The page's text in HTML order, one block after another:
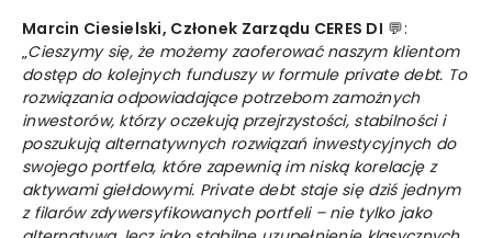
Marcin Ciesielski, Członek Zarządu CERES DI 💬:
„Cieszymy się, że możemy zaoferować naszym klientom
dostęp do kolejnych funduszy w formule private debt. To
rozwiązania odpowiadające potrzebom zamożnych
inwestorów, którzy oczekują przejrzystości, stabilności i
poszukują alternatywnych rozwiązań inwestycyjnych do
swojego portfela, które zapewnią im niską korelację z
aktywami giełdowymi. Private debt staje się dziś jednym
z filarów zdywersyfikowanych portfeli – nie tylko jako